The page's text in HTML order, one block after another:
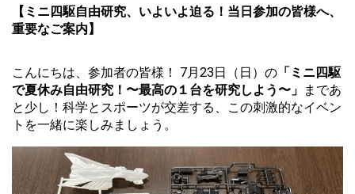
【ミニ四駆自由研究、いよいよ迫る！当日参加の皆様へ、
重要なご案内】
こんにちは、参加者の皆様！ 7月23日（日）の 「ミニ四駆
で夏休み自由研究！〜最高の１台を研究しよう〜」 まであ
と少し！科学とスポーツが交差する、この刺激的なイベン
トを一緒に楽しみましょう。